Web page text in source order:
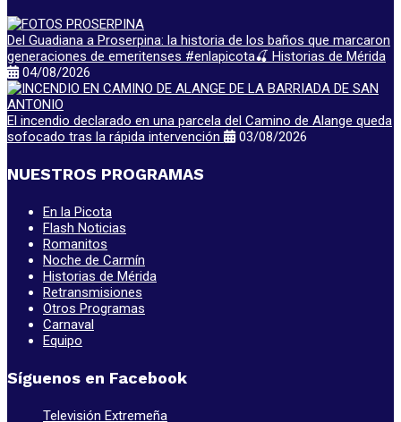
Del Guadiana a Proserpina: la historia de los baños que marcaron
generaciones de emeritenses #enlapicota🍒 Historias de Mérida
04/08/2026
El incendio declarado en una parcela del Camino de Alange queda
sofocado tras la rápida intervención
03/08/2026
NUESTROS PROGRAMAS
En la Picota
Flash Noticias
Romanitos
Noche de Carmín
Historias de Mérida
Retransmisiones
Otros Programas
Carnaval
Equipo
Síguenos en Facebook
Televisión Extremeña